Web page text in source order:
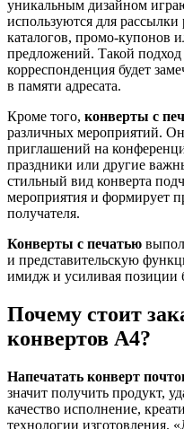
уникальным дизайном
используются для
каталогов, промо-купонов
предложений. Такой подход
корреспонденция будет
в памяти адресата.
Кроме того, конверты с
различных мероприятий.
приглашений на
праздники или другие
стильный вид конверта
мероприятия и формирует
получателя.
Конверты с печатью
и представительскую
имидж и усиливая позиции
Почему стоит
конвертов А4?
Напечатать конверт
значит получить продукт,
качество исполнение,
технологии изготовления.